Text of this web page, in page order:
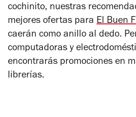
cochinito, nuestras
mejores ofertas para El Buen
caerán como anillo al dedo.
computadoras y
encontrarás promociones en
librerías.